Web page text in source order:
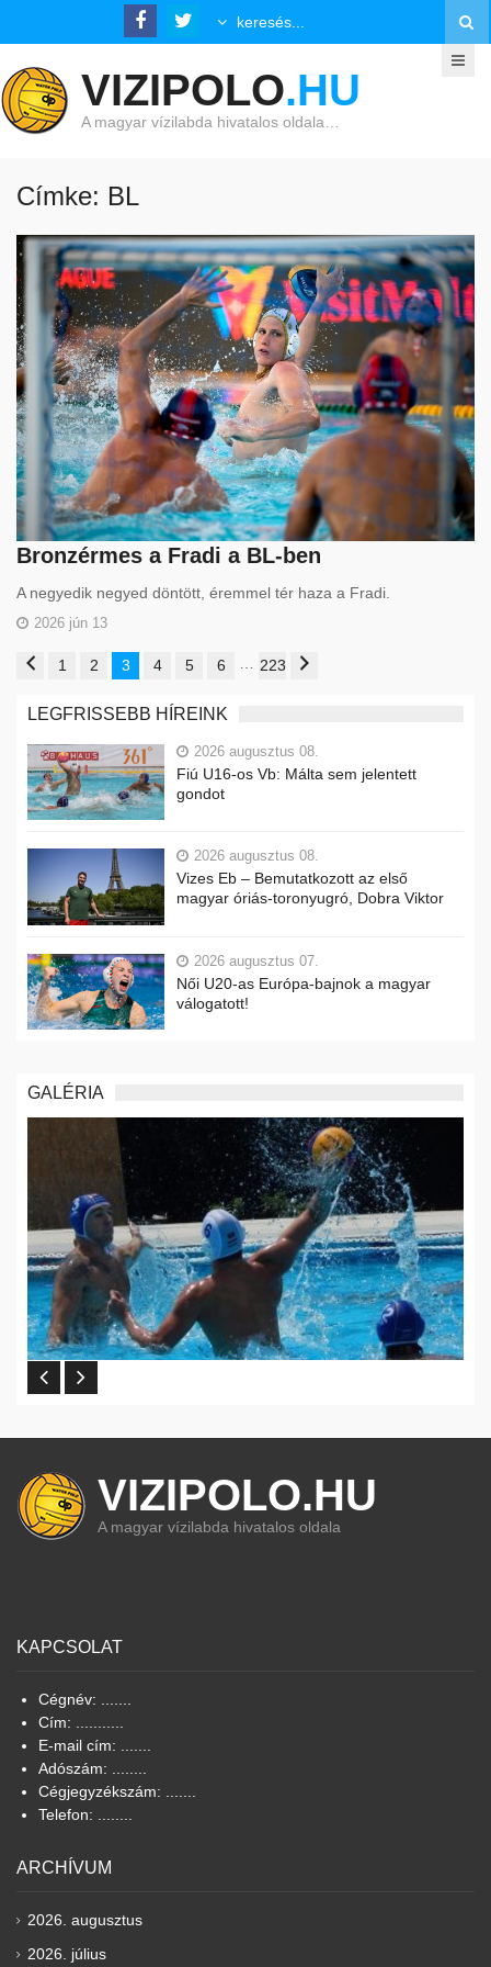
VIZIPOLO.HU
A magyar vízilabda hivatalos oldala…
Címke: BL
Bronzérmes a Fradi a BL-ben
A negyedik negyed döntött, éremmel tér haza a Fradi.
2026 jún 13
1 2 3 4 5 6 223
LEGFRISSEBB HÍREINK
2026 augusztus 08.
Fiú U16-os Vb: Málta sem jelentett
gondot
2026 augusztus 08.
Vizes Eb – Bemutatkozott az első
magyar óriás-toronyugró, Dobra Viktor
2026 augusztus 07.
Női U20-as Európa-bajnok a magyar
válogatott!
GALÉRIA
VIZIPOLO.HU
A magyar vízilabda hivatalos oldala
KAPCSOLAT
Cégnév: .......
Cím: ...........
E-mail cím: .......
Adószám: ........
Cégjegyzékszám: .......
Telefon: ........
ARCHÍVUM
2026. augusztus
2026. július